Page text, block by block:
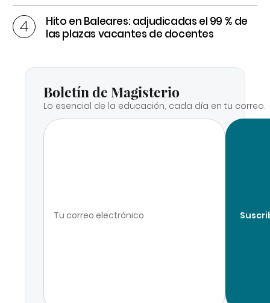
Hito en Baleares: adjudicadas el 99 % de
las plazas vacantes de docentes
Boletín de Magisterio
Lo esencial de la educación, cada día en tu correo.